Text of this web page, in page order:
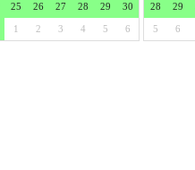
25 26 27 28 29 30
1 2 3 4 5 6
28 29
5 6